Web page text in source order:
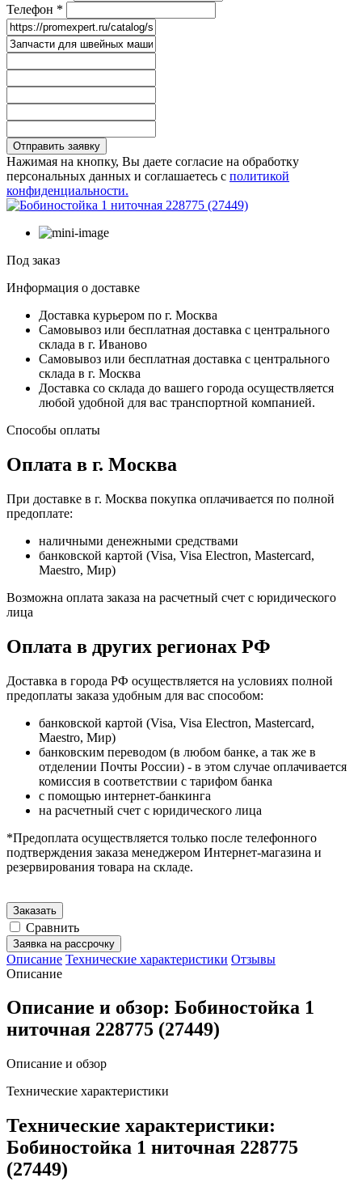
Телефон *
Отправить заявку
Нажимая на кнопку, Вы даете согласие на обработку
персональных данных и соглашаетесь с политикой
конфиденциальности.
Под заказ
Информация о доставке
Доставка курьером по г. Москва
Самовывоз или бесплатная доставка с центрального
склада в г. Иваново
Самовывоз или бесплатная доставка с центрального
склада в г. Москва
Доставка со склада до вашего города осуществляется
любой удобной для вас транспортной компанией.
Способы оплаты
Оплата в г. Москва
При доставке в г. Москва покупка оплачивается по полной
предоплате:
наличными денежными средствами
банковской картой (Visa, Visa Electron, Mastercard,
Maestro, Мир)
Возможна оплата заказа на расчетный счет с юридического
лица
Оплата в других регионах РФ
Доставка в города РФ осуществляется на условиях полной
предоплаты заказа удобным для вас способом:
банковской картой (Visa, Visa Electron, Mastercard,
Maestro, Мир)
банковским переводом (в любом банке, а так же в
отделении Почты России) - в этом случае оплачивается
комиссия в соответствии с тарифом банка
с помощью интернет-банкинга
на расчетный счет с юридического лица
*Предоплата осуществляется только после телефонного
подтверждения заказа менеджером Интернет-магазина и
резервирования товара на складе.
Заказать
Сравнить
Заявка на рассрочку
Описание Технические характеристики Отзывы
Описание
Описание и обзор: Бобиностойка 1
ниточная 228775 (27449)
Описание и обзор
Технические характеристики
Технические характеристики:
Бобиностойка 1 ниточная 228775
(27449)